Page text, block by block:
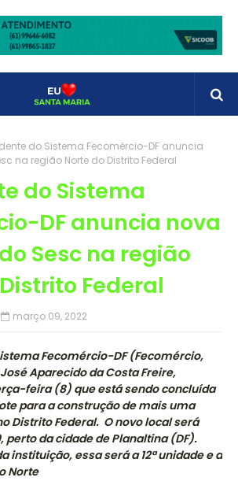
do Sistema Fecomércio-DF anuncia
na região Norte do Distrito Federal
do Sistema
DF anuncia nova
Sesc na região
Federal
março 09, 2022
Fecomércio-DF (Fecomércio,
Aparecido da Costa Freire,
feira (8) que está sendo concluída
para a construção de mais uma
Distrito Federal. O novo local será
perto da cidade de Planaltina (DF).
instituição, essa será a 12ª unidade e a
Norte